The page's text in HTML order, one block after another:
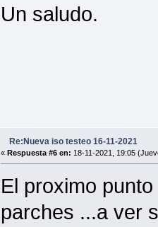
Un saludo.
Re:Nueva iso testeo 16-11-2021
« Respuesta #6 en: 18-11-2021, 19:05
El proximo
parches ...a ver